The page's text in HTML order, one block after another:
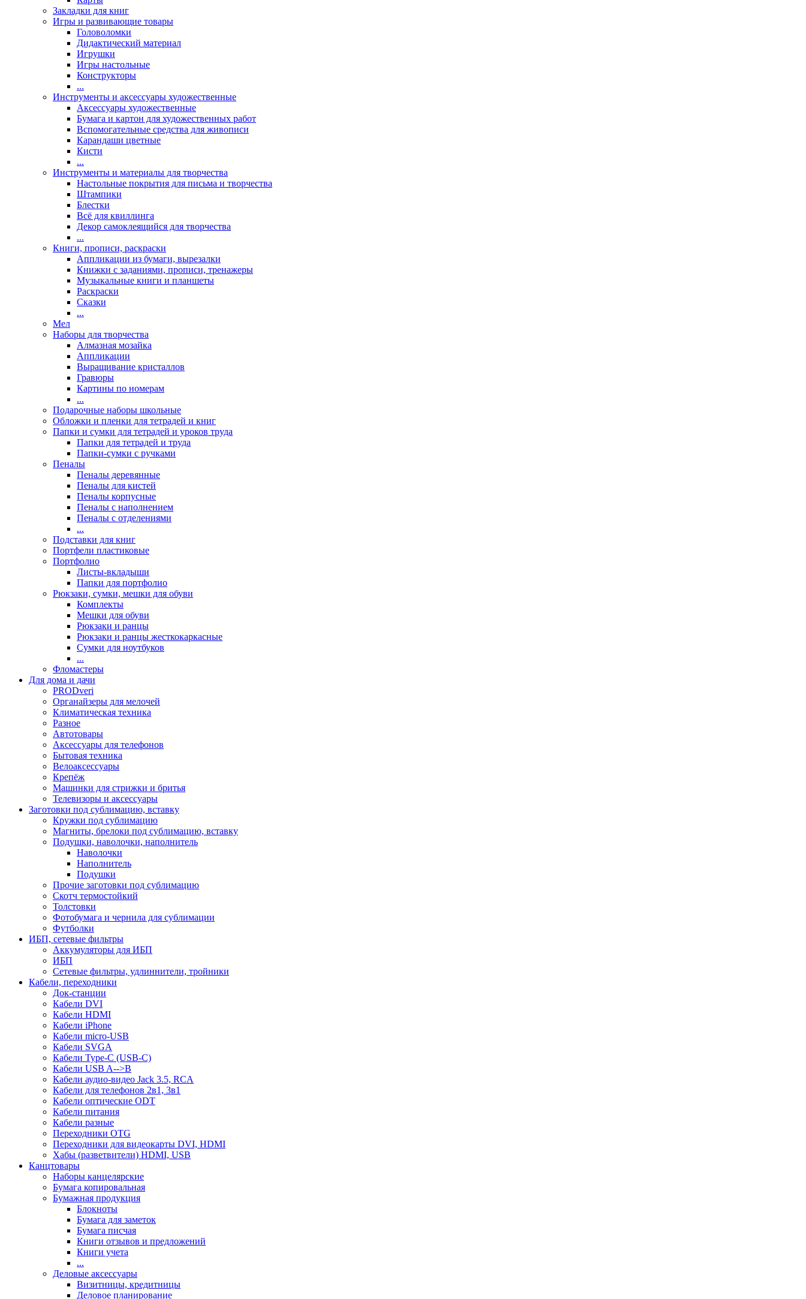
Закладки для книг
Игры и развивающие товары
Головоломки
Дидактический материал
Игрушки
Игры настольные
Конструкторы
...
Инструменты и аксессуары художественные
Аксессуары художественные
Бумага и картон для художественных работ
Вспомогательные средства для живописи
Карандаши цветные
Кисти
...
Инструменты и материалы для творчества
Настольные покрытия для письма и творчества
Штампики
Блестки
Всё для квиллинга
Декор самоклеящийся для творчества
...
Книги, прописи, раскраски
Аппликации из бумаги, вырезалки
Книжки с заданиями, прописи, тренажеры
Музыкальные книги и планшеты
Раскраски
Сказки
...
Мел
Наборы для творчества
Алмазная мозайка
Аппликации
Выращивание кристаллов
Гравюры
Картины по номерам
...
Подарочные наборы школьные
Обложки и пленки для тетрадей и книг
Папки и сумки для тетрадей и уроков труда
Папки для тетрадей и труда
Папки-сумки с ручками
Пеналы
Пеналы деревянные
Пеналы для кистей
Пеналы корпусные
Пеналы с наполнением
Пеналы с отделениями
...
Подставки для книг
Портфели пластиковые
Портфолио
Листы-вкладыши
Папки для портфолио
Рюкзаки, сумки, мешки для обуви
Комплекты
Мешки для обуви
Рюкзаки и ранцы
Рюкзаки и ранцы жесткокаркасные
Сумки для ноутбуков
...
Фломастеры
Для дома и дачи
PRODveri
Органайзеры для мелочей
Климатическая техника
Разное
Автотовары
Аксессуары для телефонов
Бытовая техника
Велоаксессуары
Крепёж
Машинки для стрижки и бритья
Телевизоры и аксессуары
Заготовки под сублимацию, вставку
Кружки под сублимацию
Магниты, брелоки под сублимацию, вставку
Подушки, наволочки, наполнитель
Наволочки
Наполнитель
Подушки
Прочие заготовки под сублимацию
Скотч термостойкий
Толстовки
Фотобумага и чернила для сублимации
Футболки
ИБП, сетевые фильтры
Аккумуляторы для ИБП
ИБП
Сетевые фильтры, удлиннители, тройники
Кабели, переходники
Док-станции
Кабели DVI
Кабели HDMI
Кабели iPhone
Кабели micro-USB
Кабели SVGA
Кабели Type-C (USB-C)
Кабели USB A-->B
Кабели аудио-видео Jack 3.5, RCA
Кабели для телефонов 2в1, 3в1
Кабели оптические ODT
Кабели питания
Кабели разные
Переходники OTG
Переходники для видеокарты DVI, HDMI
Хабы (разветвители) HDMI, USB
Канцтовары
Наборы канцелярские
Бумага копировальная
Бумажная продукция
Блокноты
Бумага для заметок
Бумага писчая
Книги отзывов и предложений
Книги учета
...
Деловые аксессуары
Визитницы, кредитницы
Деловое планирование